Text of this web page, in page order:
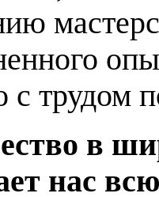
с трудом
в
нас